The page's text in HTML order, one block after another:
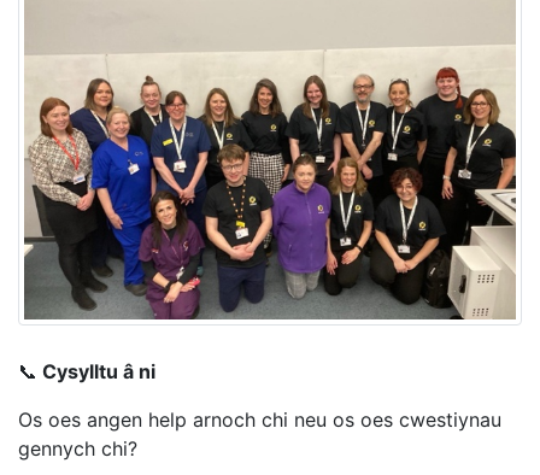
📞 Cysylltu â ni
Os oes angen help arnoch chi neu os oes cwestiynau
gennych chi?